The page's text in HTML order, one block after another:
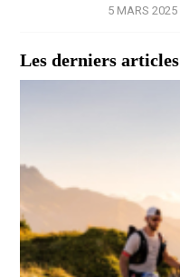
5 MARS 2025
/
Les derniers articles